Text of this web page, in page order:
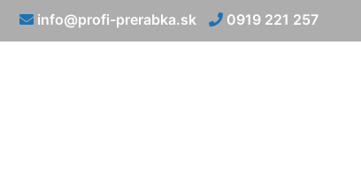
info@profi-prerabka.sk 0919 221 257